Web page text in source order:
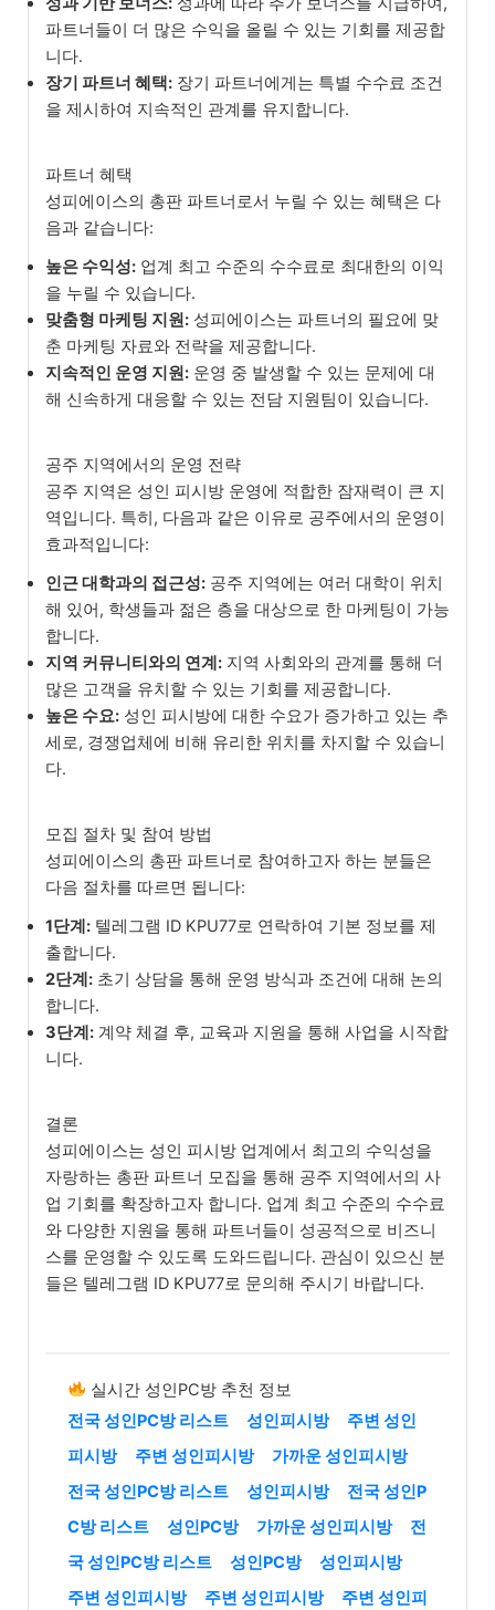
파트너들이 더 많은 수익을 올릴 수 있는 기회를 제공합
니다.
장기 파트너 혜택: 장기 파트너에게는 특별 수수료 조건
을 제시하여 지속적인 관계를 유지합니다.
파트너 혜택
성피에이스의 총판 파트너로서 누릴 수 있는 혜택은 다
음과 같습니다:
높은 수익성: 업계 최고 수준의 수수료로 최대한의 이익
을 누릴 수 있습니다.
맞춤형 마케팅 지원: 성피에이스는 파트너의 필요에 맞
춘 마케팅 자료와 전략을 제공합니다.
지속적인 운영 지원: 운영 중 발생할 수 있는 문제에 대
해 신속하게 대응할 수 있는 전담 지원팀이 있습니다.
공주 지역에서의 운영 전략
공주 지역은 성인 피시방 운영에 적합한 잠재력이 큰 지
역입니다. 특히, 다음과 같은 이유로 공주에서의 운영이
효과적입니다:
인근 대학과의 접근성: 공주 지역에는 여러 대학이 위치
해 있어, 학생들과 젊은 층을 대상으로 한 마케팅이 가능
합니다.
지역 커뮤니티와의 연계: 지역 사회와의 관계를 통해 더
많은 고객을 유치할 수 있는 기회를 제공합니다.
높은 수요: 성인 피시방에 대한 수요가 증가하고 있는 추
세로, 경쟁업체에 비해 유리한 위치를 차지할 수 있습니
다.
모집 절차 및 참여 방법
성피에이스의 총판 파트너로 참여하고자 하는 분들은
다음 절차를 따르면 됩니다:
1단계: 텔레그램 ID KPU77로 연락하여 기본 정보를 제
출합니다.
2단계: 초기 상담을 통해 운영 방식과 조건에 대해 논의
합니다.
3단계: 계약 체결 후, 교육과 지원을 통해 사업을 시작합
니다.
결론
성피에이스는 성인 피시방 업계에서 최고의 수익성을
자랑하는 총판 파트너 모집을 통해 공주 지역에서의 사
업 기회를 확장하고자 합니다. 업계 최고 수준의 수수료
와 다양한 지원을 통해 파트너들이 성공적으로 비즈니
스를 운영할 수 있도록 도와드립니다. 관심이 있으신 분
들은 텔레그램 ID KPU77로 문의해 주시기 바랍니다.
실시간 성인PC방 추천 정보
전국 성인PC방 리스트
성인피시방
주변 성인
피시방
주변 성인피시방
가까운 성인피시방
전국 성인PC방 리스트
성인피시방
전국 성인P
C방 리스트
성인PC방 가까운 성인피시방
전
국 성인PC방 리스트
성인PC방
성인피시방
주변 성인피시방
주변 성인피시방
주변 성인피